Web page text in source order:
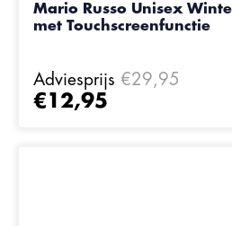
Mario Russo Unisex
met Touchscreenfunctie
Adviesprijs €29,95
€12,95